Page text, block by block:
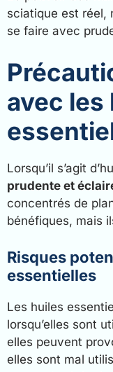
sciatique est réel,
se faire avec
avec les
Lorsqu’il s’agit
prudente et
concentrés de
bénéfiques, mais
Risques
essentielles
Les huiles
lorsqu’elles sont
elles peuvent
elles sont mal